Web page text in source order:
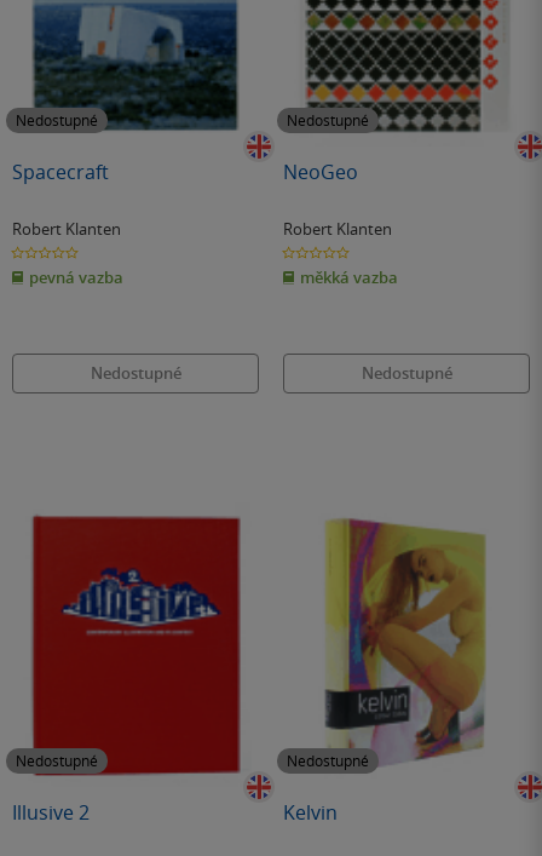
Nedostupné
Spacecraft
Robert Klanten
0.0
z
5
hvězdiček
pevná vazba
Nedostupné
Nedostupné
NeoGeo
Robert Klanten
0.0
z
5
hvězdiček
měkká vazba
Nedostupné
Nedostupné
Illusive 2
Nedostupné
Kelvin